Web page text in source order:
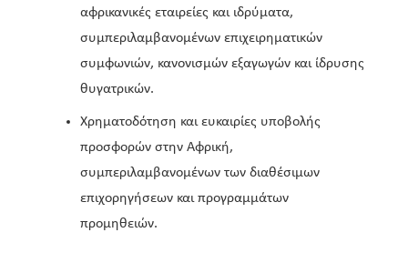
αφρικανικές εταιρείες και ιδρύματα,
συμπεριλαμβανομένων επιχειρηματικών
συμφωνιών, κανονισμών εξαγωγών και ίδρυσης
θυγατρικών.
Χρηματοδότηση και ευκαιρίες υποβολής
προσφορών στην Αφρική,
συμπεριλαμβανομένων των διαθέσιμων
επιχορηγήσεων και προγραμμάτων
προμηθειών.